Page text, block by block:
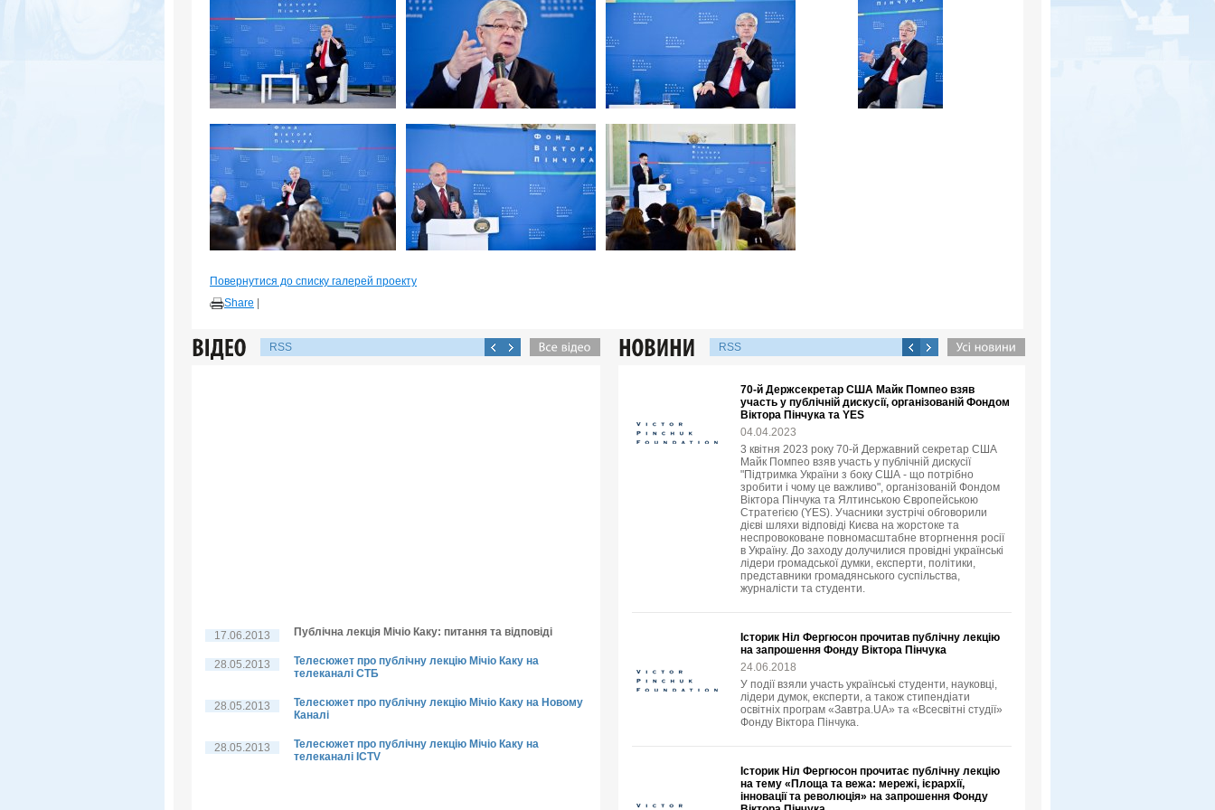
Повернутися до списку галерей проекту
Share
RSS
17.06.2013 Публічна лекція Мічіо Каку: питання та відповіді
28.05.2013
Телесюжет про публічну лекцію Мічіо Каку на
телеканалі СТБ
28.05.2013
Телесюжет про публічну лекцію Мічіо Каку на Новому
Каналі
28.05.2013
Телесюжет про публічну лекцію Мічіо Каку на
телеканалі ICTV
RSS
70-й Держсекретар США Майк Помпео взяв
участь у публічній дискусії, організованій Фондом
Віктора Пінчука та YES
04.04.2023
3 квітня 2023 року 70-й Державний секретар США
Майк Помпео взяв участь у публічній дискусії
"Підтримка України з боку США - що потрібно
зробити і чому це важливо", організованій Фондом
Віктора Пінчука та Ялтинською Європейською
Стратегією (YES). Учасники зустрічі обговорили
дієві шляхи відповіді Києва на жорстоке та
неспровоковане повномасштабне вторгнення росії
в Україну. До заходу долучилися провідні українські
лідери громадської думки, експерти, політики,
представники громадянського суспільства,
журналісти та студенти.
Історик Ніл Фергюсон прочитав публічну лекцію
на запрошення Фонду Віктора Пінчука
24.06.2018
У події взяли участь українські студенти, науковці,
лідери думок, експерти, а також стипендіати
освітніх програм «Завтра.UA» та «Всесвітні студії»
Фонду Віктора Пінчука.
Історик Ніл Фергюсон прочитає публічну лекцію
на тему «Площа та вежа: мережі, ієрархії,
інновації та революція» на запрошення Фонду